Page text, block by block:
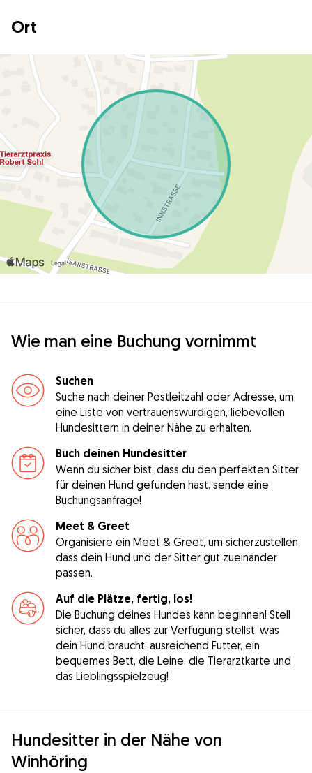
Ort
Wie man eine Buchung vornimmt
Suchen
Suche nach deiner Postleitzahl oder Adresse, um
eine Liste von vertrauenswürdigen, liebevollen
Hundesittern in deiner Nähe zu erhalten.
Buch deinen Hundesitter
Wenn du sicher bist, dass du den perfekten Sitter
für deinen Hund gefunden hast, sende eine
Buchungsanfrage!
Meet & Greet
Organisiere ein Meet & Greet, um sicherzustellen,
dass dein Hund und der Sitter gut zueinander
passen.
Auf die Plätze, fertig, los!
Die Buchung deines Hundes kann beginnen! Stell
sicher, dass du alles zur Verfügung stellst, was
dein Hund braucht: ausreichend Futter, ein
bequemes Bett, die Leine, die Tierarztkarte und
das Lieblingsspielzeug!
Hundesitter in der Nähe von
Winhöring